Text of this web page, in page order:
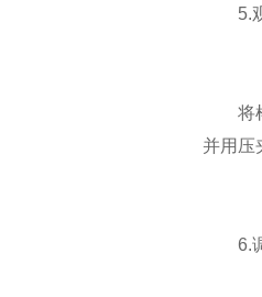
5.观
将样
并用压
6.